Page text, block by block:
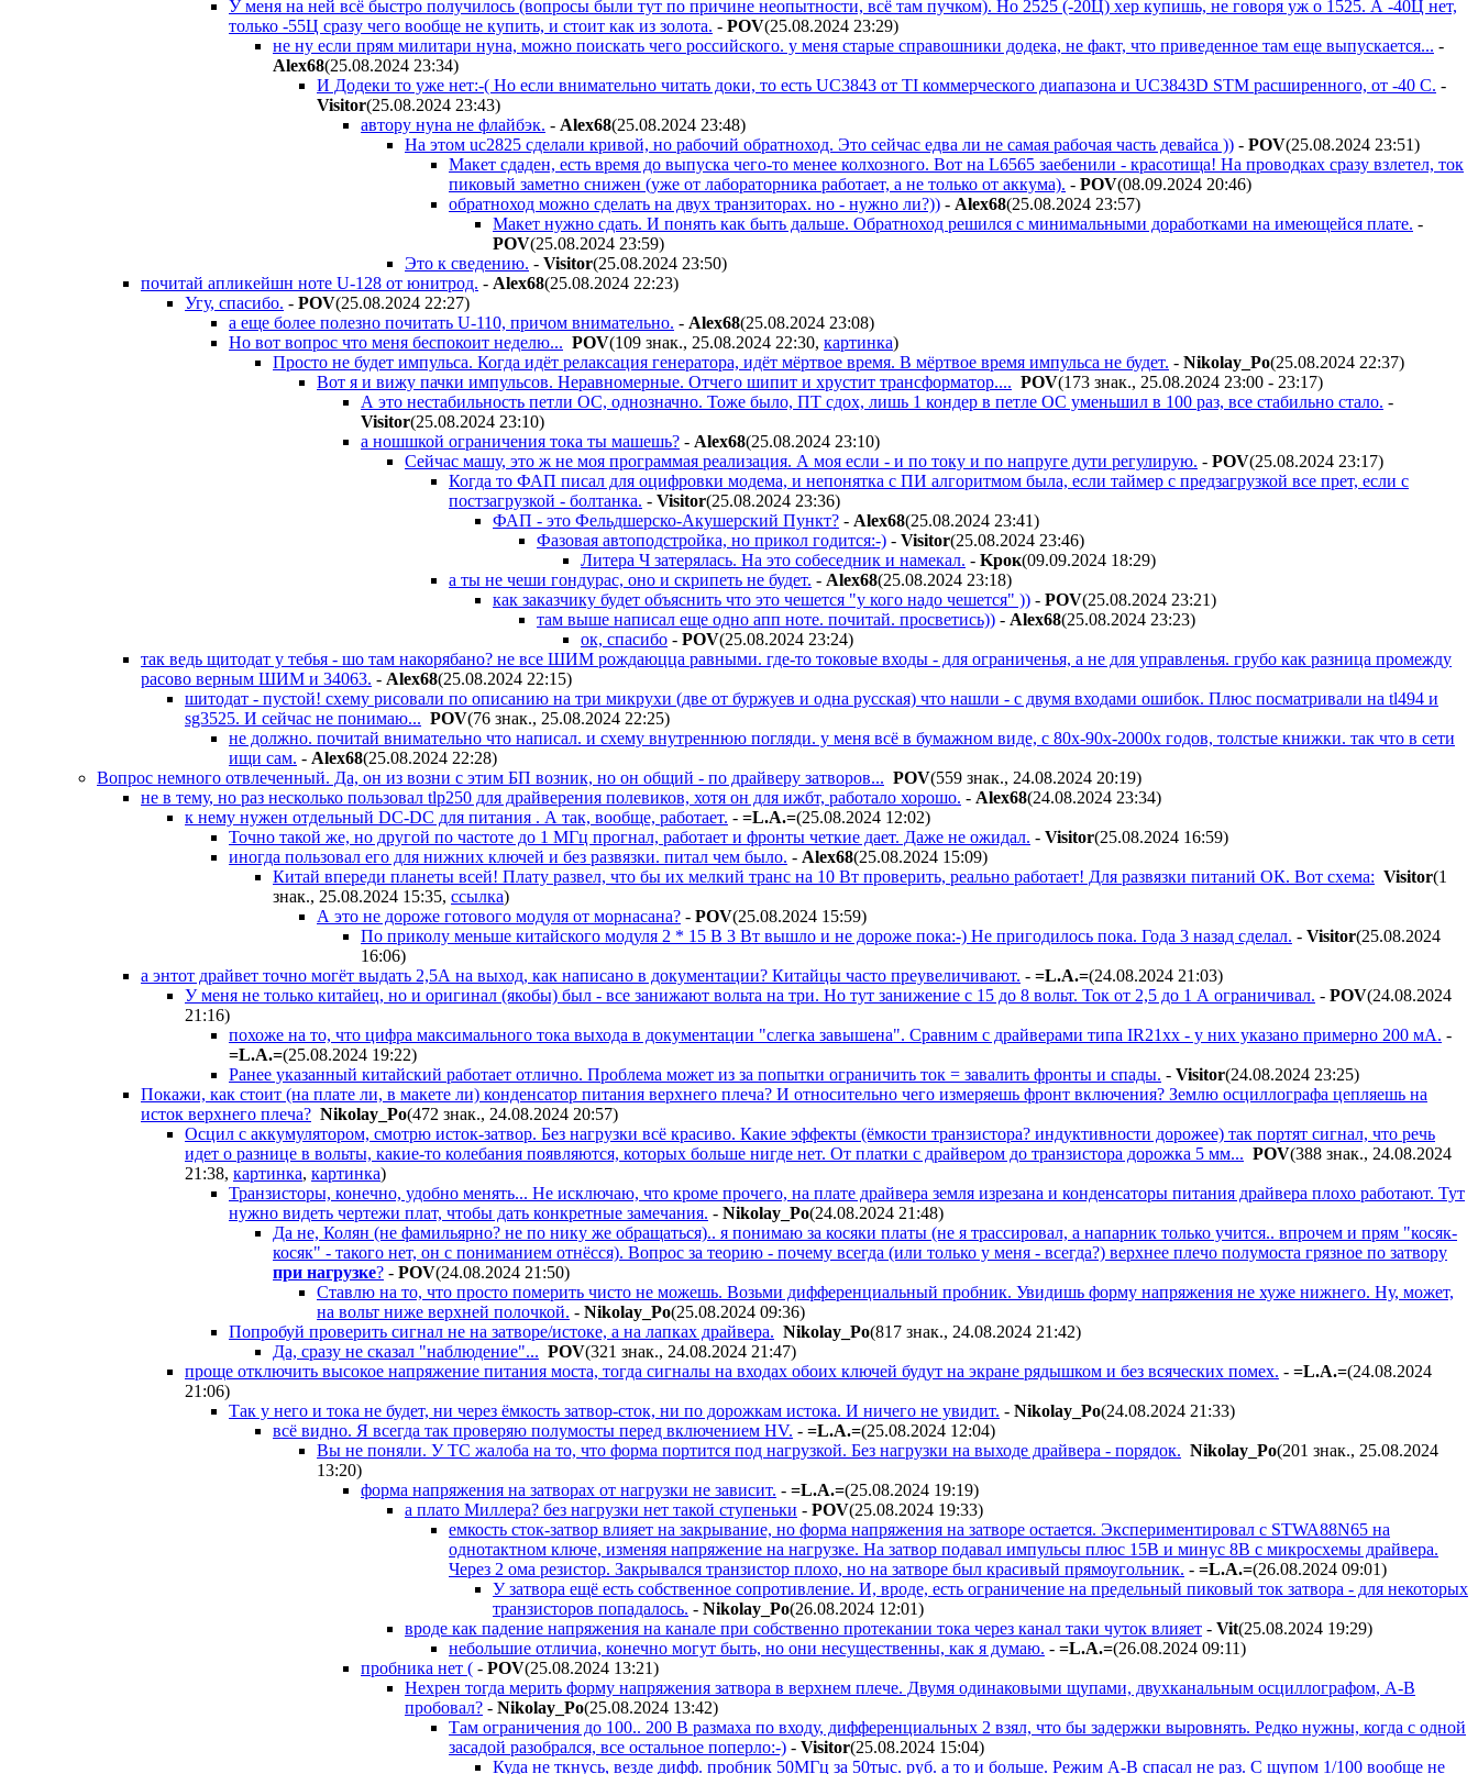
У меня на ней всё быстро получилось (вопросы были тут по причине неопытности, всё там пучком). Но 2525 (-20Ц) хер купишь, не говоря уж о 1525. А -40Ц нет,
только -55Ц сразу чего вообще не купить, и стоит как из золота. - POV(25.08.2024 23:29)
не ну если прям милитари нуна, можно поискать чего российского. у меня старые справошники додека, не факт, что приведенное там еще выпускается... -
Alex68(25.08.2024 23:34)
И Додеки то уже нет:-( Но если внимательно читать доки, то есть UC3843 от TI коммерческого диапазона и UC3843D STM расширенного, от -40 С. -
Visitor(25.08.2024 23:43)
автору нуна не флайбэк. - Alex68(25.08.2024 23:48)
На этом uc2825 сделали кривой, но рабочий обратноход. Это сейчас едва ли не самая рабочая часть девайса )) - POV(25.08.2024 23:51)
Макет сдаден, есть время до выпуска чего-то менее колхозного. Вот на L6565 заебенили - красотища! На проводках сразу взлетел, ток
пиковый заметно снижен (уже от лабораторника работает, а не только от аккума). - POV(08.09.2024 20:46)
обратноход можно сделать на двух транзиторах. но - нужно ли?)) - Alex68(25.08.2024 23:57)
Макет нужно сдать. И понять как быть дальше. Обратноход решился с минимальными доработками на имеющейся плате. -
POV(25.08.2024 23:59)
Это к сведению. - Visitor(25.08.2024 23:50)
почитай апликейшн ноте U-128 от юнитрод. - Alex68(25.08.2024 22:23)
Угу, спасибо. - POV(25.08.2024 22:27)
а еще более полезно почитать U-110, причом внимательно. - Alex68(25.08.2024 23:08)
Но вот вопрос что меня беспокоит неделю... POV(109 знак., 25.08.2024 22:30, картинка)
Просто не будет импульса. Когда идёт релаксация генератора, идёт мёртвое время. В мёртвое время импульса не будет. - Nikolay_Po(25.08.2024 22:37)
Вот я и вижу пачки импульсов. Неравномерные. Отчего шипит и хрустит трансформатор.... POV(173 знак., 25.08.2024 23:00 - 23:17)
А это нестабильность петли ОС, однозначно. Тоже было, ПТ сдох, лишь 1 кондер в петле ОС уменьшил в 100 раз, все стабильно стало. -
Visitor(25.08.2024 23:10)
а ношшкой ограничения тока ты машешь? - Alex68(25.08.2024 23:10)
Сейчас машу, это ж не моя программая реализация. А моя если - и по току и по напруге дути регулирую. - POV(25.08.2024 23:17)
Когда то ФАП писал для оцифровки модема, и непонятка с ПИ алгоритмом была, если таймер с предзагрузкой все прет, если с
постзагрузкой - болтанка. - Visitor(25.08.2024 23:36)
ФАП - это Фельдшерско-Акушерский Пункт? - Alex68(25.08.2024 23:41)
Фазовая автоподстройка, но прикол годится:-) - Visitor(25.08.2024 23:46)
Литера Ч затерялась. На это собеседник и намекал. - Kpoк(09.09.2024 18:29)
а ты не чеши гондурас, оно и скрипеть не будет. - Alex68(25.08.2024 23:18)
как заказчику будет объяснить что это чешется "у кого надо чешется" )) - POV(25.08.2024 23:21)
там выше написал еще одно апп ноте. почитай. просветись)) - Alex68(25.08.2024 23:23)
ок, спасибо - POV(25.08.2024 23:24)
так ведь щитодат у тебья - шо там накорябано? не все ШИМ рождаюцца равными. где-то токовые входы - для ограниченья, а не для управленья. грубо как разница промежду
расово верным ШИМ и 34063. - Alex68(25.08.2024 22:15)
шитодат - пустой! схему рисовали по описанию на три микрухи (две от буржуев и одна русская) что нашли - с двумя входами ошибок. Плюс посматривали на tl494 и
sg3525. И сейчас не понимаю... POV(76 знак., 25.08.2024 22:25)
не должно. почитай внимательно что написал. и схему внутреннюю погляди. у меня всё в бумажном виде, с 80х-90х-2000х годов, толстые книжки. так что в сети
ищи сам. - Alex68(25.08.2024 22:28)
Вопрос немного отвлеченный. Да, он из возни с этим БП возник, но он общий - по драйверу затворов... POV(559 знак., 24.08.2024 20:19)
не в тему, но раз несколько пользовал tlp250 для драйверения полевиков, хотя он для ижбт, работало хорошо. - Alex68(24.08.2024 23:34)
к нему нужен отдельный DC-DC для питания . А так, вообще, работает. - =L.A.=(25.08.2024 12:02)
Точно такой же, но другой по частоте до 1 МГц прогнал, работает и фронты четкие дает. Даже не ожидал. - Visitor(25.08.2024 16:59)
иногда пользовал его для нижних ключей и без развязки. питал чем было. - Alex68(25.08.2024 15:09)
Китай впереди планеты всей! Плату развел, что бы их мелкий транс на 10 Вт проверить, реально работает! Для развязки питаний ОК. Вот схема: Visitor(1
знак., 25.08.2024 15:35, ссылка)
А это не дороже готового модуля от морнасана? - POV(25.08.2024 15:59)
По приколу меньше китайского модуля 2 * 15 В 3 Вт вышло и не дороже пока:-) Не пригодилось пока. Года 3 назад сделал. - Visitor(25.08.2024
16:06)
а энтот драйвет точно могёт выдать 2,5А на выход, как написано в документации? Китайцы часто преувеличивают. - =L.A.=(24.08.2024 21:03)
У меня не только китайец, но и оригинал (якобы) был - все занижают вольта на три. Но тут занижение с 15 до 8 вольт. Ток от 2,5 до 1 А ограничивал. - POV(24.08.2024
21:16)
похоже на то, что цифра максимального тока выхода в документации "слегка завышена". Сравним с драйверами типа IR21xx - у них указано примерно 200 мА. -
=L.A.=(25.08.2024 19:22)
Ранее указанный китайский работает отлично. Проблема может из за попытки ограничить ток = завалить фронты и спады. - Visitor(24.08.2024 23:25)
Покажи, как стоит (на плате ли, в макете ли) конденсатор питания верхнего плеча? И относительно чего измеряешь фронт включения? Землю осциллографа цепляешь на
исток верхнего плеча? Nikolay_Po(472 знак., 24.08.2024 20:57)
Осцил с аккумулятором, смотрю исток-затвор. Без нагрузки всё красиво. Какие эффекты (ёмкости транзистора? индуктивности дорожее) так портят сигнал, что речь
идет о разнице в вольты, какие-то колебания появляются, которых больше нигде нет. От платки с драйвером до транзистора дорожка 5 мм... POV(388 знак., 24.08.2024
21:38, картинка, картинка)
Транзисторы, конечно, удобно менять... Не исключаю, что кроме прочего, на плате драйвера земля изрезана и конденсаторы питания драйвера плохо работают. Тут
нужно видеть чертежи плат, чтобы дать конкретные замечания. - Nikolay_Po(24.08.2024 21:48)
Да не, Колян (не фамильярно? не по нику же обращаться).. я понимаю за косяки платы (не я трассировал, а напарник только учится.. впрочем и прям "косяк-
косяк" - такого нет, он с пониманием отнёсся). Вопрос за теорию - почему всегда (или только у меня - всегда?) верхнее плечо полумоста грязное по затвору
при нагрузке? - POV(24.08.2024 21:50)
Ставлю на то, что просто померить чисто не можешь. Возьми дифференциальный пробник. Увидишь форму напряжения не хуже нижнего. Ну, может,
на вольт ниже верхней полочкой. - Nikolay_Po(25.08.2024 09:36)
Попробуй проверить сигнал не на затворе/истоке, а на лапках драйвера. Nikolay_Po(817 знак., 24.08.2024 21:42)
Да, сразу не сказал "наблюдение"... POV(321 знак., 24.08.2024 21:47)
проще отключить высокое напряжение питания моста, тогда сигналы на входах обоих ключей будут на экране рядышком и без всяческих помех. - =L.A.=(24.08.2024
21:06)
Так у него и тока не будет, ни через ёмкость затвор-сток, ни по дорожкам истока. И ничего не увидит. - Nikolay_Po(24.08.2024 21:33)
всё видно. Я всегда так проверяю полумосты перед включением HV. - =L.A.=(25.08.2024 12:04)
Вы не поняли. У ТС жалоба на то, что форма портится под нагрузкой. Без нагрузки на выходе драйвера - порядок. Nikolay_Po(201 знак., 25.08.2024
13:20)
форма напряжения на затворах от нагрузки не зависит. - =L.A.=(25.08.2024 19:19)
а плато Миллера? без нагрузки нет такой ступеньки - POV(25.08.2024 19:33)
емкость сток-затвор влияет на закрывание, но форма напряжения на затворе остается. Экспериментировал c STWA88N65 на
однотактном ключе, изменяя напряжение на нагрузке. На затвор подавал импульсы плюс 15В и минус 8В с микросхемы драйвера.
Через 2 ома резистор. Закрывался транзистор плохо, но на затворе был красивый прямоугольник. - =L.A.=(26.08.2024 09:01)
У затвора ещё есть собственное сопротивление. И, вроде, есть ограничение на предельный пиковый ток затвора - для некоторых
транзисторов попадалось. - Nikolay_Po(26.08.2024 12:01)
вроде как падение напряжения на канале при собственно протекании тока через канал таки чуток влияет - Vit(25.08.2024 19:29)
небольшие отличиа, конечно могут быть, но они несущественны, как я думаю. - =L.A.=(26.08.2024 09:11)
пробника нет ( - POV(25.08.2024 13:21)
Нехрен тогда мерить форму напряжения затвора в верхнем плече. Двумя одинаковыми щупами, двухканальным осциллографом, A-B
пробовал? - Nikolay_Po(25.08.2024 13:42)
Там ограничения до 100.. 200 В размаха по входу, дифференциальных 2 взял, что бы задержки выровнять. Редко нужны, когда с одной
засадой разобрался, все остальное поперло:-) - Visitor(25.08.2024 15:04)
Куда не ткнусь, везде дифф. пробник 50МГц за 50тыс. руб. а то и больше. Режим A-B спасал не раз. С щупом 1/100 вообще не